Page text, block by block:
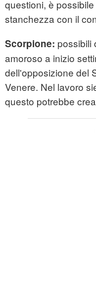
questioni, è
stanchezza con il
Scorpione: possibili
amoroso a inizio
dell'opposizione del
Venere. Nel lavoro
questo potrebbe